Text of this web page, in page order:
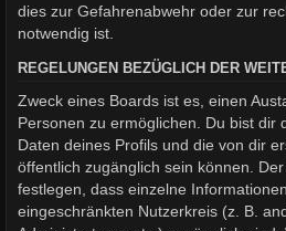
dies zur Gefahrenabwehr oder zur
notwendig ist.
REGELUNGEN BEZÜGLICH DER
Zweck eines Boards ist es, einen
Personen zu ermöglichen. Du bist dir
Daten deines Profils und die von dir
öffentlich zugänglich sein können.
festlegen, dass einzelne
eingeschränkten Nutzerkreis (z. B.